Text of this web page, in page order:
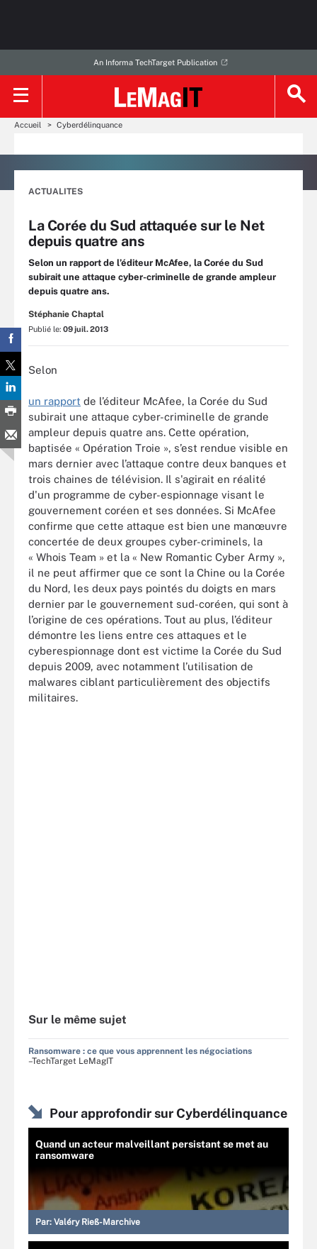
An Informa TechTarget Publication
Accueil Cyberdélinquance
ACTUALITES
La Corée du Sud attaquée sur le Net
depuis quatre ans
Selon un rapport de l’éditeur McAfee, la Corée du Sud
subirait une attaque cyber-criminelle de grande ampleur
depuis quatre ans.
Stéphanie Chaptal
Publié le: 09 juil. 2013
Selon
un rapport de l’éditeur McAfee, la Corée du Sud
subirait une attaque cyber-criminelle de grande
ampleur depuis quatre ans. Cette opération,
baptisée « Opération Troie », s’est rendue visible en
mars dernier avec l’attaque contre deux banques et
trois chaines de télévision. Il s'agirait en réalité
d'un programme de cyber-espionnage visant le
gouvernement coréen et ses données. Si McAfee
confirme que cette attaque est bien une manœuvre
concertée de deux groupes cyber-criminels, la
« Whois Team » et la « New Romantic Cyber Army »,
il ne peut affirmer que ce sont la Chine ou la Corée
du Nord, les deux pays pointés du doigts en mars
dernier par le gouvernement sud-coréen, qui sont à
l’origine de ces opérations. Tout au plus, l’éditeur
démontre les liens entre ces attaques et le
cyberespionnage dont est victime la Corée du Sud
depuis 2009, avec notamment l’utilisation de
malwares ciblant particulièrement des objectifs
militaires.
Sur le même sujet
Ransomware : ce que vous apprennent les négociations
–TechTarget LeMagIT
Pour approfondir sur Cyberdélinquance
Quand un acteur malveillant persistant se met au
ransomware
Par: Valéry Rieß-Marchive